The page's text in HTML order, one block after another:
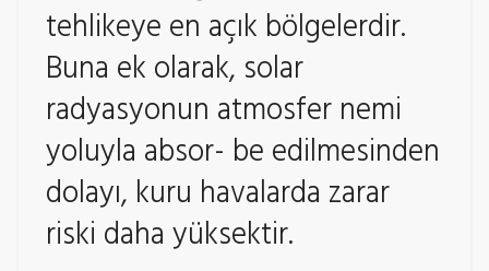
tehlikeye en açık bölgelerdir.
Buna ek olarak, solar
radyasyonun atmosfer nemi
yoluyla absor- be edilmesinden
dolayı, kuru havalarda zarar
riski daha yüksektir.